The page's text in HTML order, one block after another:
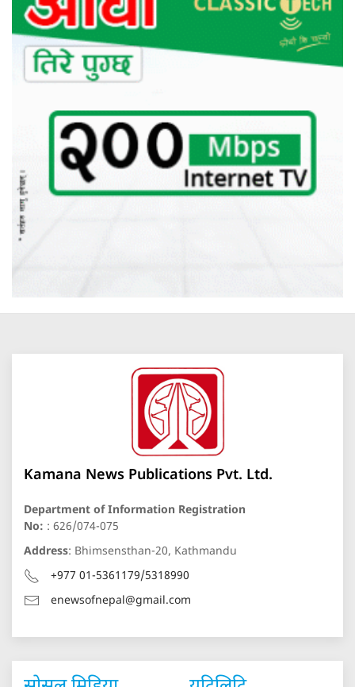
Kamana News Publications Pvt. Ltd.
Department of Information Registration
No: : 626/074-075
Address: Bhimsensthan-20, Kathmandu
+977 01-5361179/5318990
enewsofnepal@gmail.com